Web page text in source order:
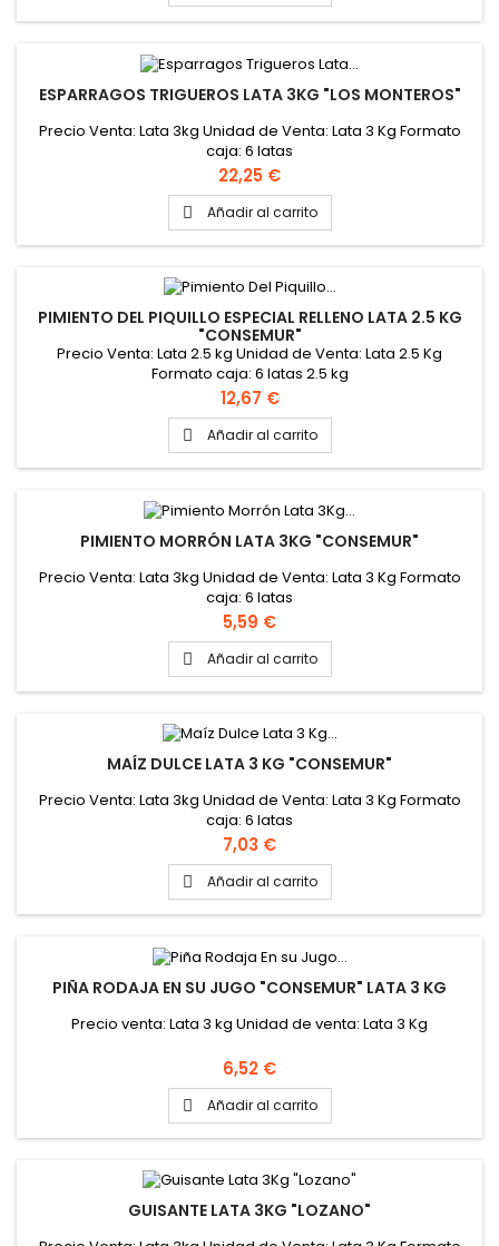
ESPARRAGOS TRIGUEROS LATA 3KG "LOS MONTEROS"
Precio Venta: Lata 3kg Unidad de Venta: Lata 3 Kg Formato
caja: 6 latas
Precio
22,25 €
 Añadir al carrito
PIMIENTO DEL PIQUILLO ESPECIAL RELLENO LATA 2.5 KG
"CONSEMUR"
Precio Venta: Lata 2.5 kg Unidad de Venta: Lata 2.5 Kg
Formato caja: 6 latas 2.5 kg
Precio
12,67 €
 Añadir al carrito
PIMIENTO MORRÓN LATA 3KG "CONSEMUR"
Precio Venta: Lata 3kg Unidad de Venta: Lata 3 Kg Formato
caja: 6 latas
Precio
5,59 €
 Añadir al carrito
MAÍZ DULCE LATA 3 KG "CONSEMUR"
Precio Venta: Lata 3kg Unidad de Venta: Lata 3 Kg Formato
caja: 6 latas
Precio
7,03 €
 Añadir al carrito
PIÑA RODAJA EN SU JUGO "CONSEMUR" LATA 3 KG
Precio venta: Lata 3 kg Unidad de venta: Lata 3 Kg
Precio
6,52 €
 Añadir al carrito
GUISANTE LATA 3KG "LOZANO"